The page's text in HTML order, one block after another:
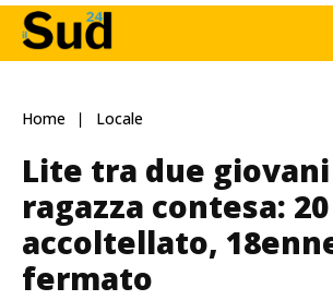
Home Locale
Lite tra due
ragazza contesa: 20
accoltellato,
fermato